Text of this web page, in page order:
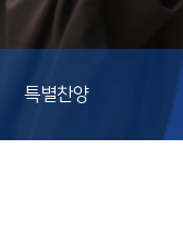
특별찬양